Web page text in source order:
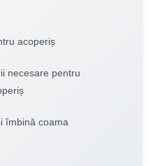
acoperiș
necesare pentru
îmbină coama